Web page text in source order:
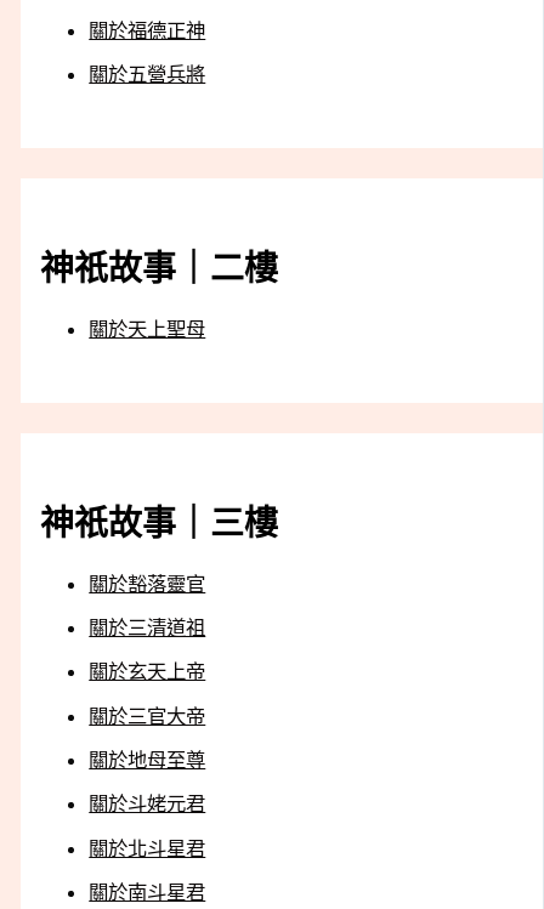
關於福德正神
關於五營兵將
神祇故事｜二樓
關於天上聖母
神祇故事｜三樓
關於豁落靈官
關於三清道祖
關於玄天上帝
關於三官大帝
關於地母至尊
關於斗姥元君
關於北斗星君
關於南斗星君